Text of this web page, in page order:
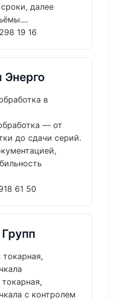
далее
19 16
в
— от
до сдачи серий.
61 50
с контролем